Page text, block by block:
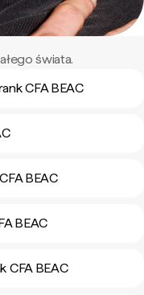
świata.
CFA BEAC
BEAC
BEAC
CFA BEAC